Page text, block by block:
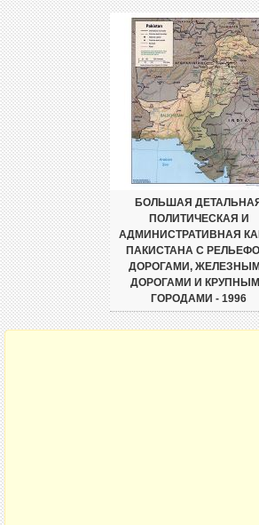
БОЛЬШАЯ ДЕТАЛЬНАЯ
ПОЛИТИЧЕСКАЯ И
АДМИНИСТРАТИВНАЯ
ПАКИСТАНА С
ДОРОГАМИ,
ДОРОГАМИ И
ГОРОДАМИ - 1996